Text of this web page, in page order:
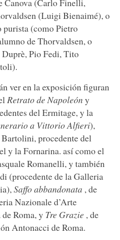
(Luigi Bienaimé), o
purista (como Pietro
de Thorvaldsen, o
Pio Fedi, Tito
ver en la exposición figuran
Retrato de Napoleón y
del Ermitage, y la
a Vittorio Alfieri),
procedente del
y la Fornarina. así como el
Romanelli, y también
(procedente de la Galleria
Saffo abbandonata , de
Nazionale d’Arte
Roma, y Tre Grazie , de
Antonacci de Roma.